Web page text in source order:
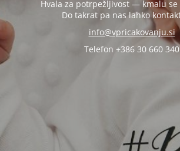
Hvala za potrpežljivost — kmalu se
Do takrat pa nas lahko
info@vpricakovanju.si
Telefon +386 30 660 340